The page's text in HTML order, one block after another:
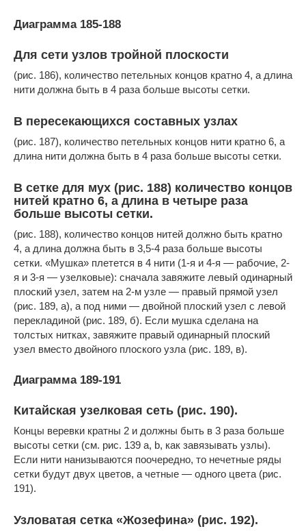
Диаграмма 185-188
Для сети узлов тройной плоскости
(рис. 186), количество петельных концов кратно 4, а длина
нити должна быть в 4 раза больше высоты сетки.
В пересекающихся составных узлах
(рис. 187), количество петельных концов нити кратно 6, а
длина нити должна быть в 4 раза больше высоты сетки.
В сетке для мух (рис. 188) количество концов
нитей кратно 6, а длина в четыре раза
больше высоты сетки.
(рис. 188), количество концов нитей должно быть кратно
4, а длина должна быть в 3,5-4 раза больше высоты
сетки. «Мушка» плетется в 4 нити (1-я и 4-я — рабочие, 2-
я и 3-я — узелковые): сначала завяжите левый одинарный
плоский узел, затем на 2-м узле — правый прямой узел
(рис. 189, а), а под ними — двойной плоский узел с левой
перекладиной (рис. 189, б). Если мушка сделана на
толстых нитках, завяжите правый одинарный плоский
узел вместо двойного плоского узла (рис. 189, в).
Диаграмма 189-191
Китайская узелковая сеть (рис. 190).
Концы веревки кратны 2 и должны быть в 3 раза больше
высоты сетки (см. рис. 139 a, b, как завязывать узлы).
Если нити нанизываются поочередно, то нечетные ряды
сетки будут двух цветов, а четные — одного цвета (рис.
191).
Узловатая сетка «Жозефина» (рис. 192).